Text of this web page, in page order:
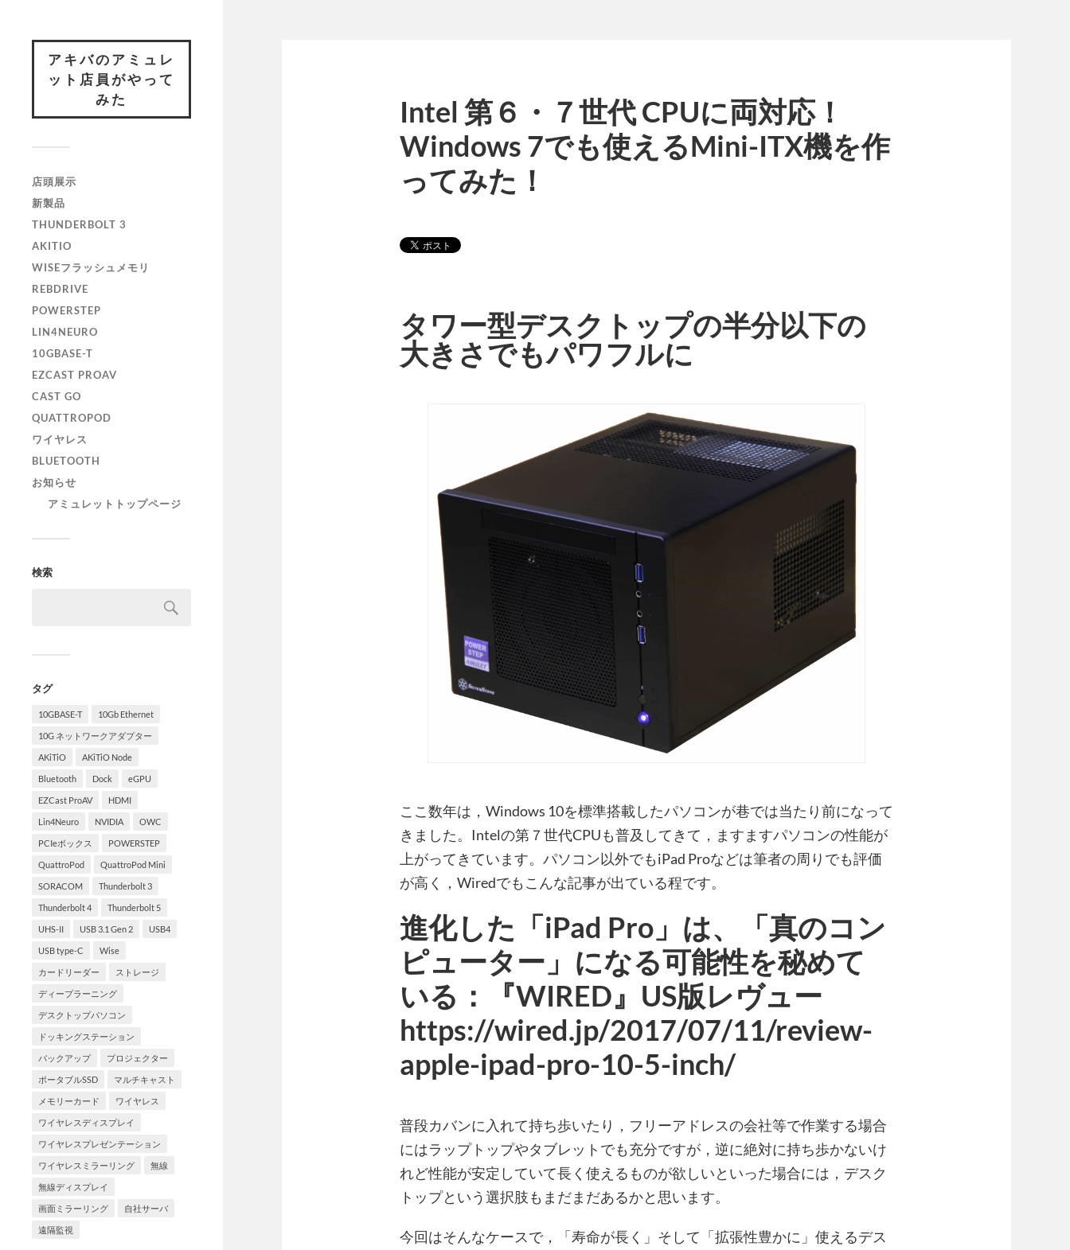
アキバのアミュレ
ット店員がやって
みた
店頭展示
新製品
THUNDERBOLT 3
AKITIO
WISEフラッシュメモリ
REBDRIVE
POWERSTEP
LIN4NEURO
10GBASE-T
EZCAST PROAV
CAST GO
QUATTROPOD
ワイヤレス
BLUETOOTH
お知らせ
アミュレットトップページ
検索
タグ
10GBASE-T 10Gb Ethernet
10G ネットワークアダプター
AKiTiO AKiTiO Node
Bluetooth Dock eGPU
EZCast ProAV HDMI
Lin4Neuro NVIDIA OWC
PCIeボックス POWERSTEP
QuattroPod QuattroPod Mini
SORACOM Thunderbolt 3
Thunderbolt 4 Thunderbolt 5
UHS-II USB 3.1 Gen 2 USB4
USB type-C Wise
カードリーダー ストレージ
ディープラーニング
デスクトップパソコン
ドッキングステーション
バックアップ プロジェクター
ポータブルSSD マルチキャスト
メモリーカード ワイヤレス
ワイヤレスディスプレイ
ワイヤレスプレゼンテーション
ワイヤレスミラーリング 無線
無線ディスプレイ
画面ミラーリング 自社サーバ
遠隔監視
Intel 第６・７世代 CPUに両対応！
Windows 7でも使えるMini-ITX機を作
ってみた！
タワー型デスクトップの半分以下の
大きさでもパワフルに
ここ数年は，Windows 10を標準搭載したパソコンが巷では当たり前になって
きました。Intelの第７世代CPUも普及してきて，ますますパソコンの性能が
上がってきています。パソコン以外でもiPad Proなどは筆者の周りでも評価
が高く，Wiredでもこんな記事が出ている程です。
進化した「iPad Pro」は、「真のコン
ピューター」になる可能性を秘めて
いる：『WIRED』US版レヴュー
https://wired.jp/2017/07/11/review-
apple-ipad-pro-10-5-inch/
普段カバンに入れて持ち歩いたり，フリーアドレスの会社等で作業する場合
にはラップトップやタブレットでも充分ですが，逆に絶対に持ち歩かないけ
れど性能が安定していて長く使えるものが欲しいといった場合には，デスク
トップという選択肢もまだまだあるかと思います。
今回はそんなケースで，「寿命が長く」そして「拡張性豊かに」使えるデス